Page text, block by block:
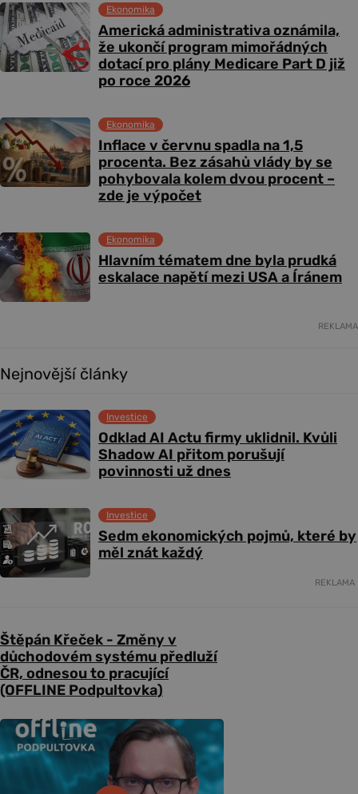
Americká administrativa oznámila,
že ukončí program mimořádných
dotací pro plány Medicare Part D již
po roce 2026
Ekonomika
Inflace v červnu spadla na 1,5
procenta. Bez zásahů vlády by se
pohybovala kolem dvou procent –
zde je výpočet
Ekonomika
Hlavním tématem dne byla prudká
eskalace napětí mezi USA a Íránem
Ekonomika
REKLAMA
Nejnovější články
Odklad AI Actu firmy uklidnil. Kvůli
Shadow AI přitom porušují
povinnosti už dnes
Investice
Sedm ekonomických pojmů, které by
měl znát každý
Investice
REKLAMA
Štěpán Křeček - Změny v
důchodovém systému předluží
ČR, odnesou to pracující
(OFFLINE Podpultovka)